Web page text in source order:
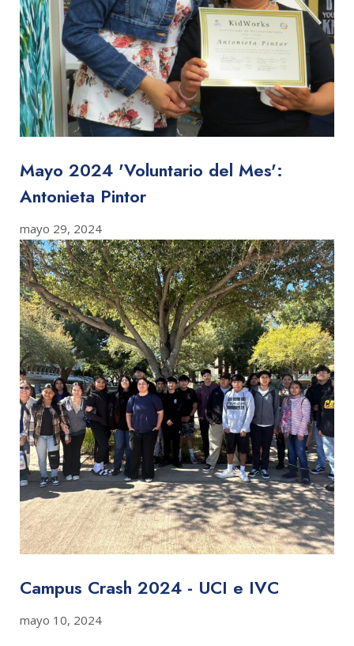
Mayo 2024 'Voluntario del Mes':
Antonieta Pintor
mayo 29, 2024
Campus Crash 2024 - UCI e IVC
mayo 10, 2024